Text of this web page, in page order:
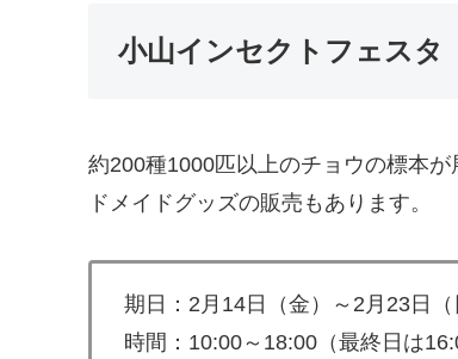
小山インセクトフェスタ
約200種1000匹以上のチョウの標本
ドメイドグッズの販売もあります。
期日：2月14日（金）～2月23日（
時間：10:00～18:00（最終日は